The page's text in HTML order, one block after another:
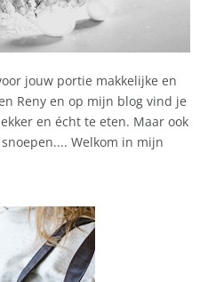
jouw portie makkelijke en
Reny en op mijn blog vind je
en écht te eten. Maar ook
Welkom in mijn